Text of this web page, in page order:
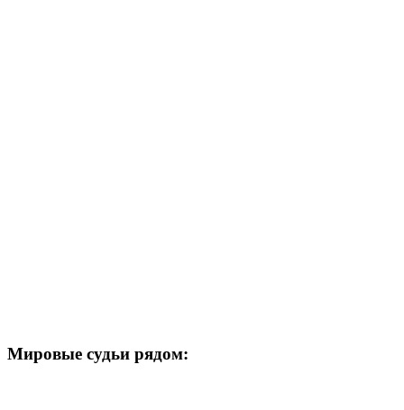
Мировые судьи рядом: